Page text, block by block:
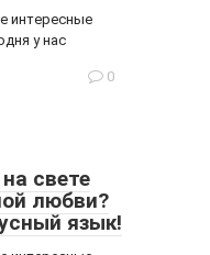
интересные
у нас
0
свете
любви?
язык!